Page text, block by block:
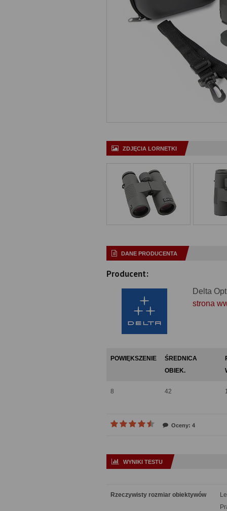
ZDJĘCIA LORNETKI
DANE PRODUCENTA
Producent:
Delta
strona
POWIĘKSZENIE
ŚREDNICA
OBIEK.
8 42
Oceny: 4
WYNIKI TESTU
Rzeczywisty rozmiar obiektywów